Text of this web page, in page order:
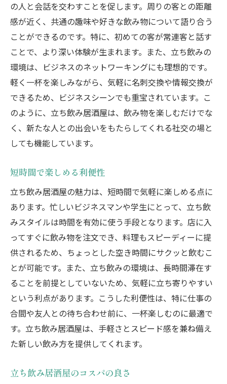
の人と会話を交わすことを促します。周りの客との距離
感が近く、共通の趣味や好きな飲み物について語り合う
ことができるのです。特に、初めての客が常連客と話す
ことで、より深い体験が生まれます。また、立ち飲みの
環境は、ビジネスのネットワーキングにも理想的です。
軽く一杯を楽しみながら、気軽に名刺交換や情報交換が
できるため、ビジネスシーンでも重宝されています。こ
のように、立ち飲み居酒屋は、飲み物を楽しむだけでな
く、新たな人との出会いをもたらしてくれる社交の場と
しても機能しています。
短時間で楽しめる利便性
立ち飲み居酒屋の魅力は、短時間で気軽に楽しめる点に
あります。忙しいビジネスマンや学生にとって、立ち飲
みスタイルは時間を有効に使う手段となります。店に入
ってすぐに飲み物を注文でき、料理もスピーディーに提
供されるため、ちょっとした空き時間にサクッと飲むこ
とが可能です。また、立ち飲みの環境は、長時間滞在す
ることを前提としていないため、気軽に立ち寄りやすい
という利点があります。こうした利便性は、特に仕事の
合間や友人との待ち合わせ前に、一杯楽しむのに最適で
す。立ち飲み居酒屋は、手軽さとスピード感を兼ね備え
た新しい飲み方を提供してくれます。
立ち飲み居酒屋のコスパの良さ